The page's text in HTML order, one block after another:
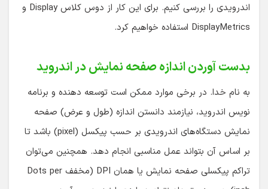
اندرویدی را بررسی کنیم. برای این کار از دوس کلاس Display و
DisplayMetrics استفاده خواهیم کرد.
بدست آوردن اندازه صفحه نمایش در اندروید
به نام خدا. در برخی موارد ممکن است توسعه دهنده و برنامه
نویس اندروید، نیازمند دانستن اندازه (طول و عرض) صفحه
نمایش دستگاه‌های اندرویدی بر حسب پیکسل (pixel) باشد تا
بر اساس آن بتواند عمل مناسبی انجام دهد. همچنین می‌توان
تراکم پیکسلی صفحه نمایش یا همان DPI (مخفف Dots per